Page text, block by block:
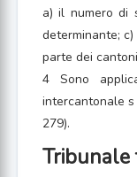
a) il numero di
determinante;
parte dei
4 Sono
intercantonale s
279).
Tribunale